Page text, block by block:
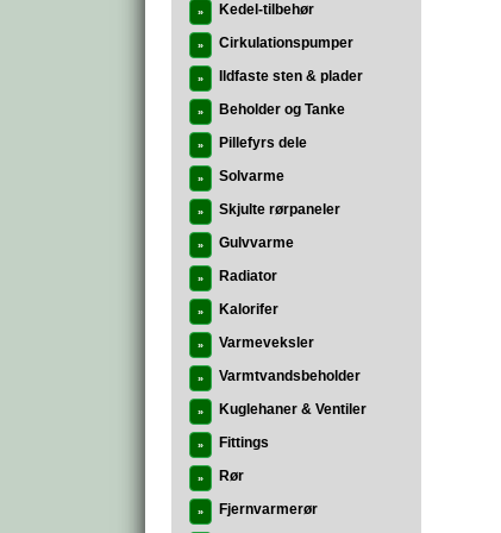
» Kedel-tilbehør
» Cirkulationspumper
» Ildfaste sten & plader
» Beholder og Tanke
» Pillefyrs dele
» Solvarme
» Skjulte rørpaneler
» Gulvvarme
» Radiator
» Kalorifer
» Varmeveksler
» Varmtvandsbeholder
» Kuglehaner & Ventiler
» Fittings
» Rør
» Fjernvarmerør